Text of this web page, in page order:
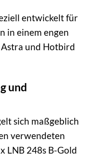
entwickelt für
in einem engen
und Hotbird
und
sich maßgeblich
verwendeten
LNB 248s B-Gold